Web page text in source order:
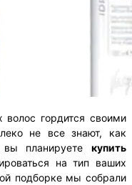
гордится своими
не все знают, как
вы планируете купить
на тип ваших
подборке мы собрали